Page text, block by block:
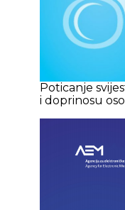
Poticanje
i doprinosu